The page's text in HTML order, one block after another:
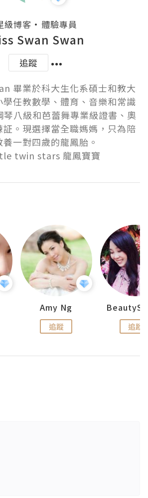
級博客 ・ 體驗專員
Swan Swan
追蹤
畢業於科大生化系碩士和教大
任教數學、體育、音樂和常識
琴八級和芭蕾舞專業級證書、奧
。現選擇當全職媽媽，只為陪
一對四歲的龍鳳胎。
twin stars 龍鳳寶寶
Amy Ng
追蹤 追蹤